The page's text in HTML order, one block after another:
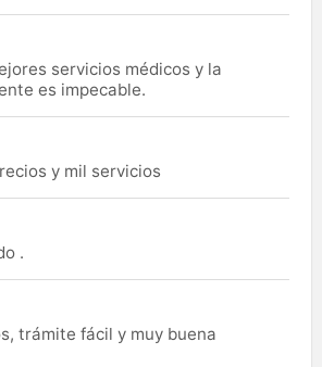
servicios médicos y la
es impecable.
y mil servicios
.
trámite fácil y muy buena